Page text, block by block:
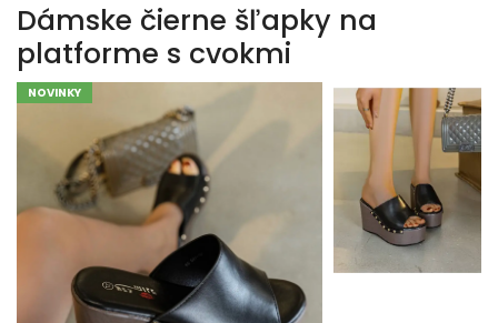
Dámske čierne šľapky na
platforme s cvokmi
NOVINKY